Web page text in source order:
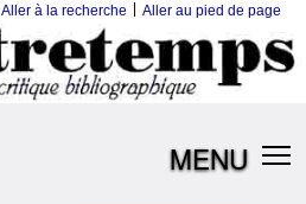
Aller à la recherche Aller au pied de page
MENU